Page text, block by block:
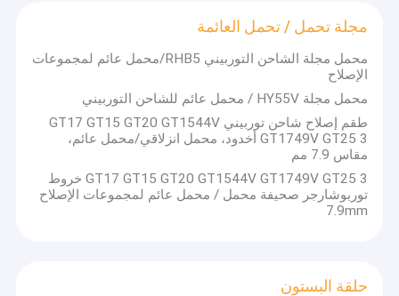
مجلة تحمل / تحمل العائمة
محمل مجلة الشاحن التوربيني RHB5/محمل عائم لمجموعات
الإصلاح
محمل مجلة HY55V / محمل عائم للشاحن التوربيني
طقم إصلاح شاحن توربيني GT17 GT15 GT20 GT1544V
GT1749V GT25 3 أخدود، محمل انزلاقي/محمل عائم،
مقاس 7.9 مم
GT17 GT15 GT20 GT1544V GT1749V GT25 3 خروط
توربوشارجر صحيفة محمل / محمل عائم لمجموعات الإصلاح
7.9mm
حلقة البستون